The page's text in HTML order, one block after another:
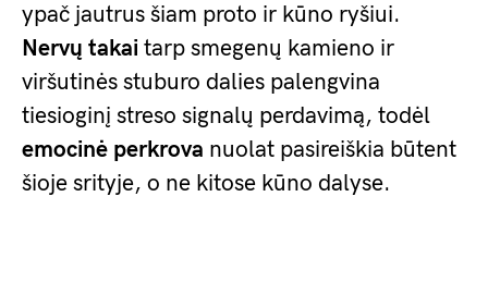
ypač jautrus šiam proto ir kūno ryšiui.
Nervų takai tarp smegenų kamieno ir
viršutinės stuburo dalies palengvina
tiesioginį streso signalų perdavimą, todėl
emocinė perkrova nuolat pasireiškia būtent
šioje srityje, o ne kitose kūno dalyse.